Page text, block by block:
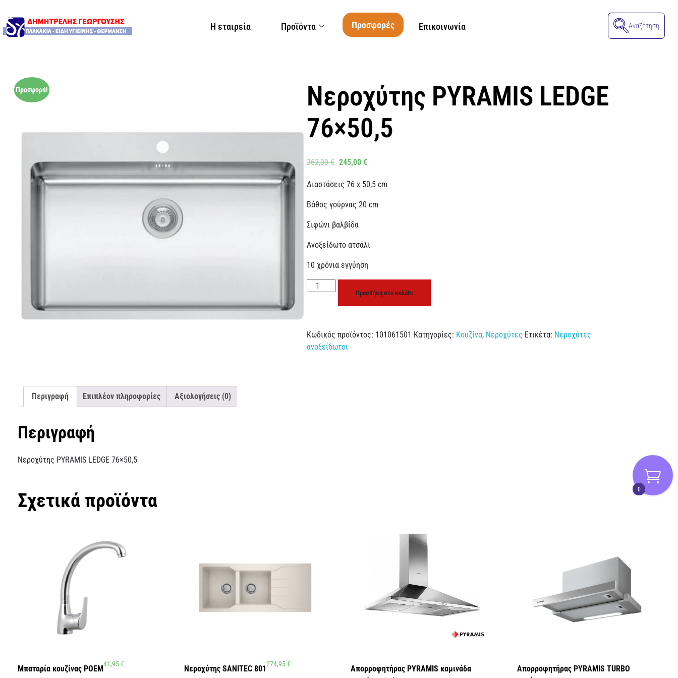
Η εταιρεία Προϊόντα Προσφορές Επικοινωνία Αναζήτηση
Προσφορά!
Νεροχύτης PYRAMIS LEDGE
76×50,5
262,00€ 245,00€
Διαστάσεις 76 x 50,5 cm
Βάθος γούρνας 20 cm
Σιφώνι βαλβίδα
Ανοξείδωτο ατσάλι
10 χρόνια εγγύηση
Προσθήκη στο καλάθι
Κωδικός προϊόντος: 101061501 Κατηγορίες: Κουζίνα, Νεροχύτες Ετικέτα: Νεροχύτες
ανοξείδωτοι
Περιγραφή Επιπλέον πληροφορίες Αξιολογήσεις (0)
Περιγραφή
Νεροχύτης PYRAMIS LEDGE 76×50,5
Σχετικά προϊόντα
Μπαταρία κουζίνας POEM41,95€ Νεροχύτης SANITEC 801274,95€
Απορροφητήρας PYRAMIS καμινάδα
Απορροφητήρας PYRAMIS TURBO
0